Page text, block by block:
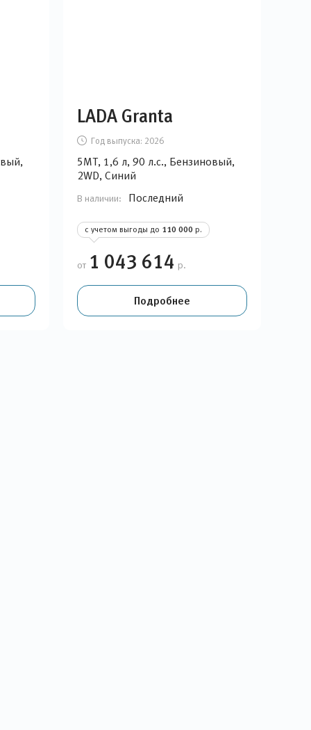
LADA Granta
Год выпуска: 2026
5MT, 1,6 л, 90 л.с., Бензиновый,
2WD, Синий
В наличии: Последний
с учетом выгоды до 110 000 р.
от 1 043 614 р.
Подробнее